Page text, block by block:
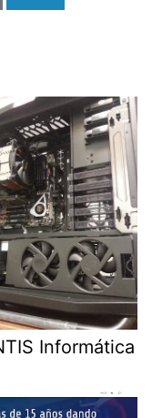
Informática